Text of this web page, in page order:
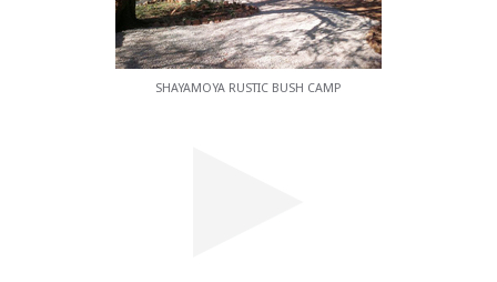
SHAYAMOYA RUSTIC BUSH CAMP